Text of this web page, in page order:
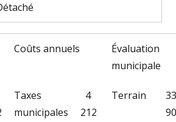
Coûts annuels
Évaluation
municipale
Taxes
municipales
4
212
Terrain